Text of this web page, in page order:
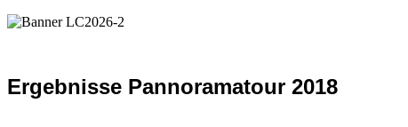
Ergebnisse Pannoramatour 2018